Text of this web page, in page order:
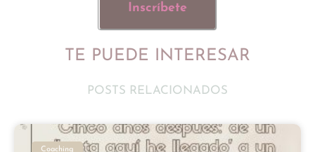
Inscríbete
TE PUEDE INTERESAR
POSTS RELACIONADOS
Coaching